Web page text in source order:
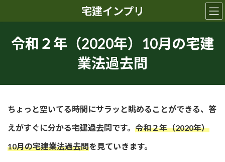
ッ
移
宅建インプリ
令和２年（2020年）10月の宅建
業法過去問
ちょっと空いてる時間にサラッと眺めることができる、答
えがすぐに分かる宅建過去問です。 令和２年（2020年）
10月の宅建業法過去問を見ていきます。